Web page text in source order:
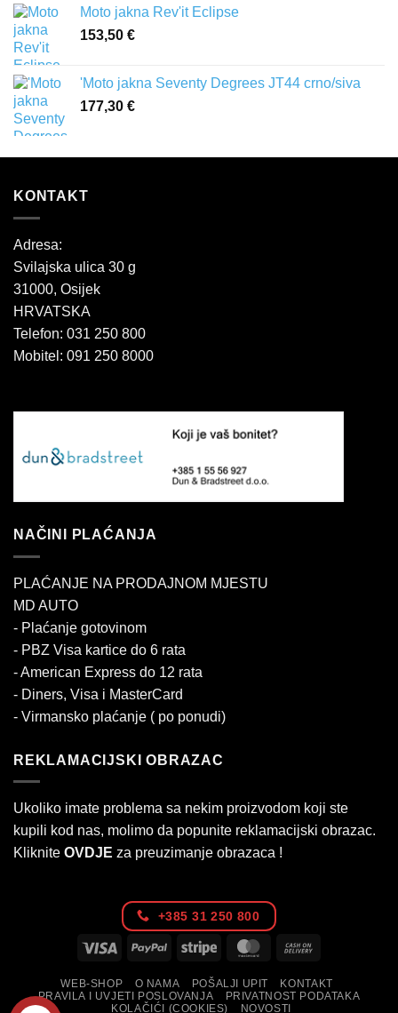
Moto jakna Rev'it Eclipse
153,50 €
'Moto jakna Seventy Degrees JT44 crno/siva
177,30 €
KONTAKT
Adresa:
Svilajska ulica 30 g
31000, Osijek
HRVATSKA
Telefon: 031 250 800
Mobitel: 091 250 8000
NAČINI PLAĆANJA
PLAĆANJE NA PRODAJNOM MJESTU
MD AUTO
- Plaćanje gotovinom
- PBZ Visa kartice do 6 rata
- American Express do 12 rata
- Diners, Visa i MasterCard
- Virmansko plaćanje ( po ponudi)
REKLAMACIJSKI OBRAZAC
Ukoliko imate problema sa nekim proizvodom koji ste
kupili kod nas, molimo da popunite reklamacijski obrazac.
Kliknite OVDJE za preuzimanje obrazaca !
+385 31 250 800
Visa PayPal Stripe MasterCard
Delivery
WEB-SHOP O NAMA POŠALJI UPIT
KONTAKT
PRAVILA I UVJETI POSLOVANJA
PRIVATNOST PODATAKA
KOLAČIĆI (COOKIES)
NOVOSTI